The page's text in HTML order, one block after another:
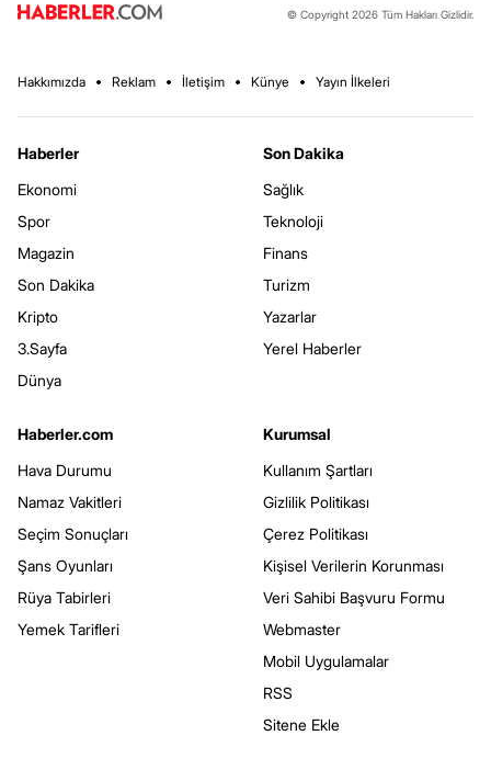
© Copyright 2026 Tüm Hakları Gizlidir.
Hakkımızda Reklam İletişim Künye Yayın İlkeleri
Haberler
Ekonomi
Spor
Magazin
Son Dakika
Kripto
3.Sayfa
Dünya
Son Dakika
Sağlık
Teknoloji
Finans
Turizm
Yazarlar
Yerel Haberler
Haberler.com
Hava Durumu
Namaz Vakitleri
Seçim Sonuçları
Şans Oyunları
Rüya Tabirleri
Yemek Tarifleri
Kurumsal
Kullanım Şartları
Gizlilik Politikası
Çerez Politikası
Kişisel Verilerin Korunması
Veri Sahibi Başvuru Formu
Webmaster
Mobil Uygulamalar
RSS
Sitene Ekle